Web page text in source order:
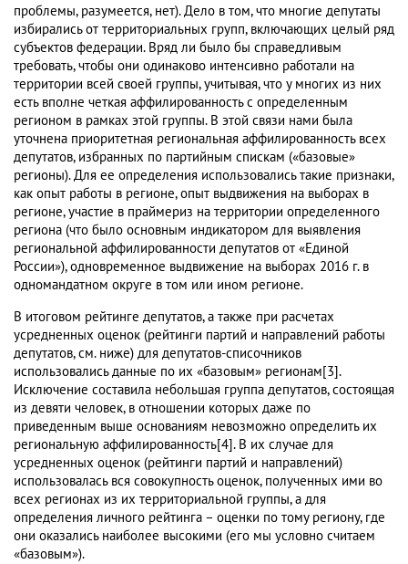
проблемы, разумеется, нет). Дело в том, что многие депутаты
избирались от территориальных групп, включающих целый ряд
субъектов федерации. Вряд ли было бы справедливым
требовать, чтобы они одинаково интенсивно работали на
территории всей своей группы, учитывая, что у многих из них
есть вполне четкая аффилированность с определенным
регионом в рамках этой группы. В этой связи нами была
уточнена приоритетная региональная аффилированность всех
депутатов, избранных по партийным спискам («базовые»
регионы). Для ее определения использовались такие признаки,
как опыт работы в регионе, опыт выдвижения на выборах в
регионе, участие в праймериз на территории определенного
региона (что было основным индикатором для выявления
региональной аффилированности депутатов от «Единой
России»), одновременное выдвижение на выборах 2016 г. в
одномандатном округе в том или ином регионе.
В итоговом рейтинге депутатов, а также при расчетах
усредненных оценок (рейтинги партий и направлений работы
депутатов, см. ниже) для депутатов-списочников
использовались данные по их «базовым» регионам[3].
Исключение составила небольшая группа депутатов, состоящая
из девяти человек, в отношении которых даже по
приведенным выше основаниям невозможно определить их
региональную аффилированность[4]. В их случае для
усредненных оценок (рейтинги партий и направлений)
использовалась вся совокупность оценок, полученных ими во
всех регионах из их территориальной группы, а для
определения личного рейтинга – оценки по тому региону, где
они оказались наиболее высокими (его мы условно считаем
«базовым»).